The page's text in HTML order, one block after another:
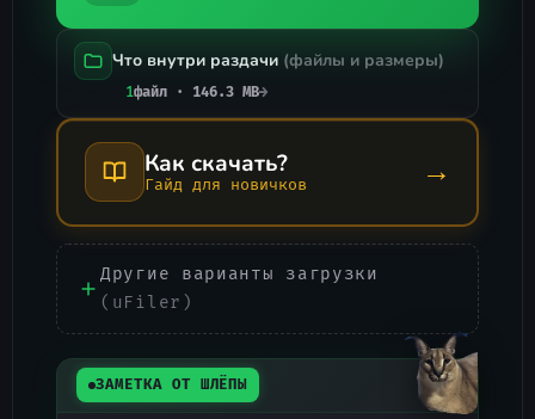
Что внутри раздачи (файлы и размеры)
1файл · 146.3 MB→
Как скачать?
Гайд для новичков →
Другие варианты загрузки
(uFiler)
ЗАМЕТКА ОТ ШЛЁПЫ